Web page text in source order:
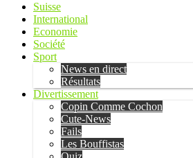
Suisse
International
Economie
Société
Sport
News en direct
Résultats
Divertissement
Copin Comme Cochon
Cute-News
Fails
Les Bouffistas